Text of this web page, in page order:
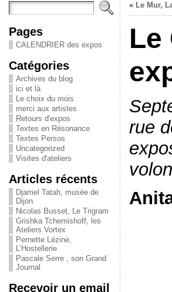
Pages
CALENDRIER des expos
Catégories
Archives du blog
ici et là
Le choix du mois
merci aux artistes
Retours d'expos
Textes en Résonance
Textes Persos
Uncategorized
Visites d'ateliers
Articles récents
Djamel Tatah, musée de
Dijon
Nicolas Busset, Le Trigram
Grishka Tchernishoff, les
Ateliers Vortex
Pernette Lézine,
L’Hostellerie
Pascale Serre , son Grand
Journal
Recevoir un email
« Le Mur,
Le
rue